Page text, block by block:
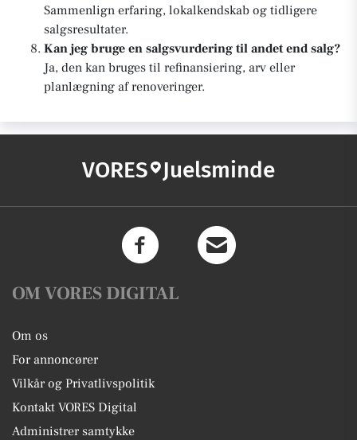
Sammenlign erfaring, lokalkendskab og tidligere
salgsresultater.
Kan jeg bruge en salgsvurdering til andet end salg?
Ja, den kan bruges til refinansiering, arv eller
planlægning af renoveringer.
VORES Juelsminde
OM VORES DIGITAL
Om os
For annoncører
Vilkår og Privatlivspolitik
Kontakt VORES Digital
Administrer samtykke